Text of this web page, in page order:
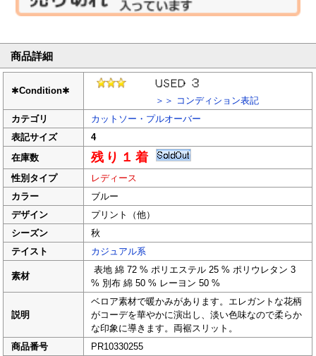
商品詳細
✱Condition✱
＞＞ コンディション表記
カテゴリ
カットソー・プルオーバー
表記サイズ
4
在庫数
残り１着
性別タイプ
レディース
カラー
ブルー
デザイン
プリント（他）
シーズン
秋
テイスト
カジュアル系
素材
表地 綿 72 % ポリエステル 25 % ポリウレタン 3
% 別布 綿 50 % レーヨン 50 %
説明
ベロア素材で暖かみがあります。エレガントな花柄
がコーデを華やかに演出し、淡い色味なので柔らか
な印象に導きます。両裾スリット。
商品番号
PR10330255